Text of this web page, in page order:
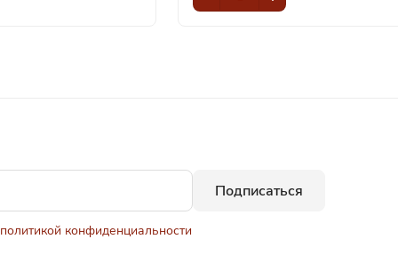
Подписаться
политикой конфиденциальности